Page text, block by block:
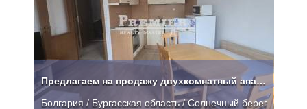
Предлагаем на продажу двухкомнатный апартамент на первой линии
Болгария / Бургасская область / Солнечный берег